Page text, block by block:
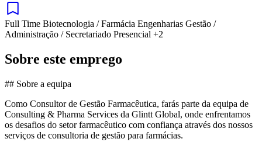
Full Time Biotecnologia / Farmácia Engenharias Gestão /
Administração / Secretariado Presencial +2
Sobre este emprego
## Sobre a equipa
Como Consultor de Gestão Farmacêutica, farás parte da equipa de
Consulting & Pharma Services da Glintt Global, onde enfrentamos
os desafios do setor farmacêutico com confiança através dos nossos
serviços de consultoria de gestão para farmácias.